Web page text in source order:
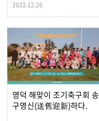
2022.12.26
영덕 해맞이 조기축구회 송
구영신(送舊迎新)하다.